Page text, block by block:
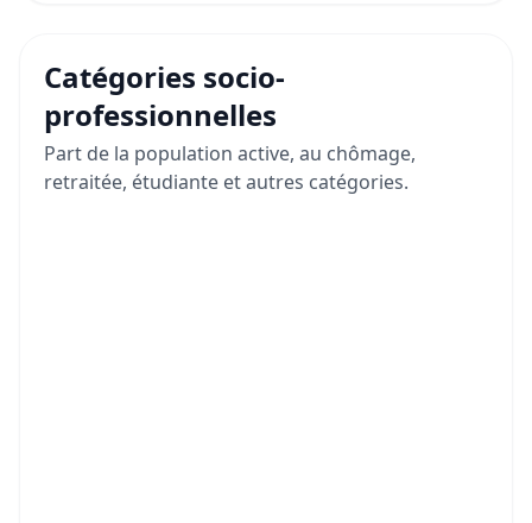
Catégories socio-
professionnelles
Part de la population active, au chômage,
retraitée, étudiante et autres catégories.